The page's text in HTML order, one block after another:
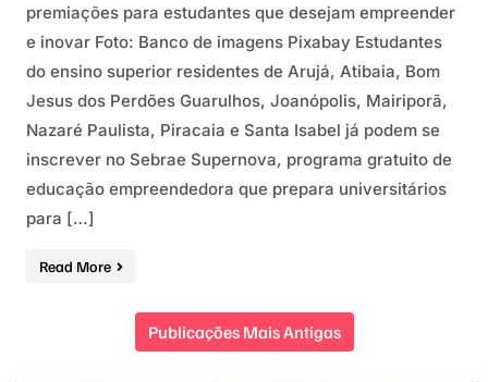
premiações para estudantes que desejam empreender
e inovar Foto: Banco de imagens Pixabay Estudantes
do ensino superior residentes de Arujá, Atibaia, Bom
Jesus dos Perdões Guarulhos, Joanópolis, Mairiporã,
Nazaré Paulista, Piracaia e Santa Isabel já podem se
inscrever no Sebrae Supernova, programa gratuito de
educação empreendedora que prepara universitários
para […]
Read More
Publicações Mais Antigas